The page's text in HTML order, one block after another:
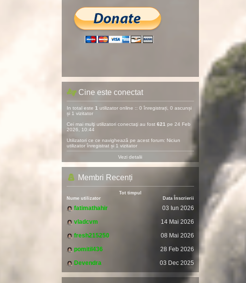
Cine este conectat
In total este 1 utilizator online :: 0 înregistrați, 0 ascunși
și 1 vizitator
Cei mai mulţi utilizatori conectaţi au fost 621 pe 24 Feb
2026, 10:44
Utilizatori ce ce navighează pe acest forum: Niciun
utilizator înregistrat și 1 vizitator
Vezi detalii
Membri Recenți
Tot timpul
Nume utilizator
Data Înscrierii
fatimathahir
03 Iun 2026
vladcvm
14 Mai 2026
fresh215250
08 Mai 2026
pomitil436
28 Feb 2026
Devendra
03 Dec 2025